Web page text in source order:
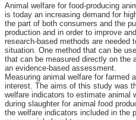
Animal welfare for food-producing
is today an increasing demand for
the part of both consumers and the
production and in order to improve
research-based methods are needed
situation. One method that can be
that can be measured directly on the
an evidence-based assessment.
Measuring animal welfare for farmed
interest. The aims of this study was
welfare indicators to estimate animal
during slaughter for animal food
the welfare indicators included in the